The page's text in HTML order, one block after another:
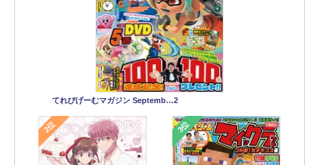
てれびげーむマガジン Septemb…2
2位 3位